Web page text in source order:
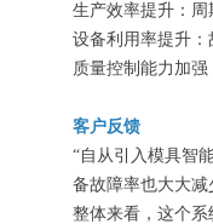
生产效率提升：周
设备利用率提升：
质量控制能力加强
客户反馈
“自从引入模具智
备故障率也大大
整体来看，这个